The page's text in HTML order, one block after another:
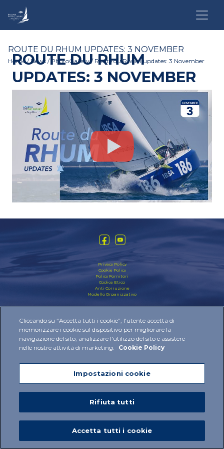
ROUTE DU RHUM UPDATES: 3 NOVEMBER
Home/News / PhotoGallery/ Route du Rhum updates: 3 November
ROUTE DU RHUM
UPDATES: 3 NOVEMBER
Privacy Policy
Cookie Policy
Policy Fornitori
Codice Etico
Anti Corruzione
Modello Organizzativo
2024 © IBSA Institut Biochimique SA All rights reserved
Cliccando su “Accetta tutti i cookie”, l'utente accetta di
memorizzare i cookie sul dispositivo per migliorare la
navigazione del sito, analizzare l'utilizzo del sito e assistere
nelle nostre attività di marketing.
Cookie Policy
Impostazioni cookie
Rifiuta tutti
Accetta tutti i cookie